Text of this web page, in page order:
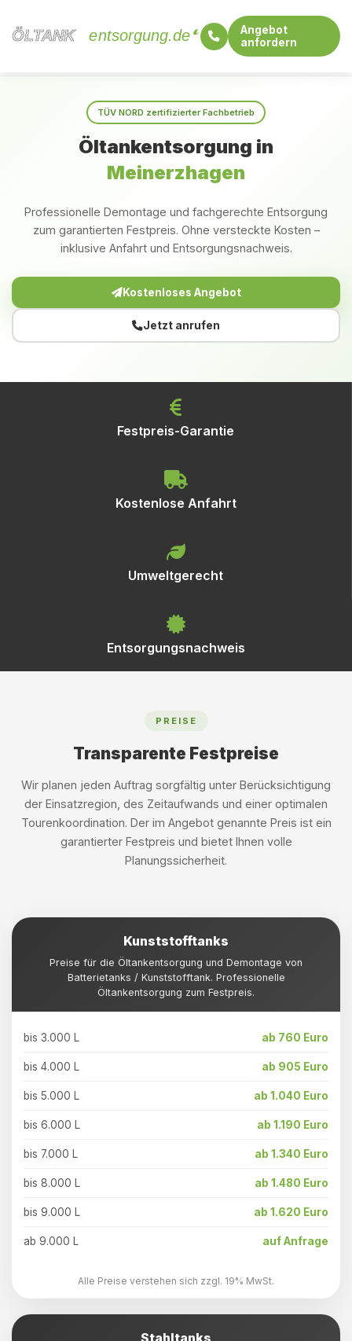
ÖLTANK
ÖLTANK entsorgung.de
Angebot
anfordern
TÜV NORD zertifizierter Fachbetrieb
Öltankentsorgung in
Meinerzhagen
Professionelle Demontage und fachgerechte Entsorgung
zum garantierten Festpreis. Ohne versteckte Kosten –
inklusive Anfahrt und Entsorgungsnachweis.
Kostenloses Angebot
Jetzt anrufen
Festpreis-Garantie
Kostenlose Anfahrt
Umweltgerecht
Entsorgungsnachweis
PREISE
Transparente Festpreise
Wir planen jeden Auftrag sorgfältig unter Berücksichtigung
der Einsatzregion, des Zeitaufwands und einer optimalen
Tourenkoordination. Der im Angebot genannte Preis ist ein
garantierter Festpreis und bietet Ihnen volle
Planungssicherheit.
Kunststofftanks
Preise für die Öltankentsorgung und Demontage von
Batterietanks / Kunststofftank. Professionelle
Öltankentsorgung zum Festpreis.
bis 3.000 L ab 760 Euro
bis 4.000 L ab 905 Euro
bis 5.000 L ab 1.040 Euro
bis 6.000 L ab 1.190 Euro
bis 7.000 L ab 1.340 Euro
bis 8.000 L ab 1.480 Euro
bis 9.000 L ab 1.620 Euro
ab 9.000 L auf Anfrage
Alle Preise verstehen sich zzgl. 19% MwSt.
Stahltanks